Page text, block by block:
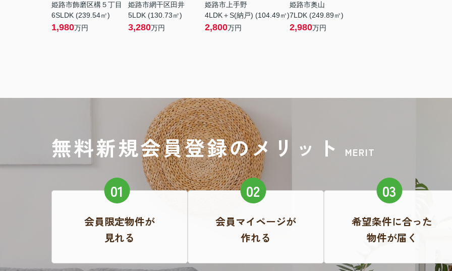
姫路市飾磨区構５丁目
6SLDK (239.54㎡)
1,980万円
姫路市網干区田井
5LDK (130.73㎡)
3,280万円
姫路市上手野
4LDK＋S(納戸) (104.49㎡)
2,800万円
姫路市奥山
7LDK (249.89㎡)
2,980万円
無料新規会員登録のメリット MERIT
会員限定物件が
見れる
会員マイページが
作れる
希望条件に合った
物件が届く